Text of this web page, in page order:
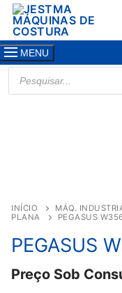
Saltar
para
conteúdo
MENU
PRODUCTS
SEARCH
INÍCIO MÁQ.
PLANA
PEGASUS
PEGASUS
Preço Sob